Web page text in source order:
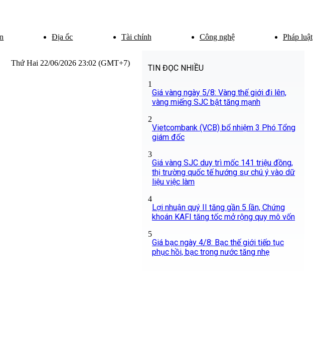
Địa ốc Tài chính Công nghệ Pháp luật
Thứ Hai 22/06/2026 23:02 (GMT+7)
TIN ĐỌC NHIỀU
1
Giá vàng ngày 5/8: Vàng thế giới đi lên,
vàng miếng SJC bật tăng mạnh
2
Vietcombank (VCB) bổ nhiệm 3 Phó Tổng
giám đốc
3
Giá vàng SJC duy trì mốc 141 triệu đồng,
thị trường quốc tế hướng sự chú ý vào dữ
liệu việc làm
4
Lợi nhuận quý II tăng gần 5 lần, Chứng
khoán KAFI tăng tốc mở rộng quy mô vốn
5
Giá bạc ngày 4/8: Bạc thế giới tiếp tục
phục hồi, bạc trong nước tăng nhẹ